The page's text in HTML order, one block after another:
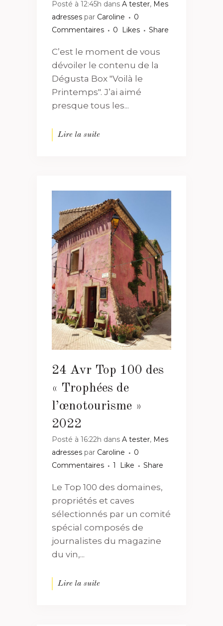
Posté à 12:45h dans A tester, Mes
adresses par Caroline
0
Commentaires
0 Likes Share
C’est le moment de vous
dévoiler le contenu de la
Dégusta Box "Voilà le
Printemps". J’ai aimé
presque tous les...
Lire la suite
24 Avr Top 100 des
« Trophées de
l’œnotourisme »
2022
Posté à 16:22h dans A tester, Mes
adresses par Caroline
0
Commentaires
1 Like Share
Le Top 100 des domaines,
propriétés et caves
sélectionnés par un comité
spécial composés de
journalistes du magazine
du vin,...
Lire la suite